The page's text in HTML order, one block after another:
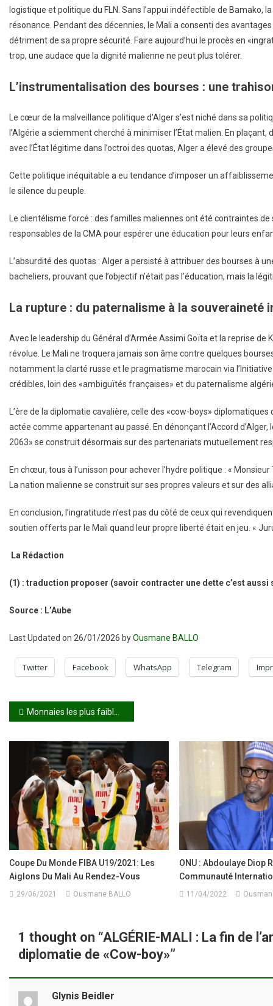
Crépuscule
D’une
Diplomatie
logistique et politique du FLN. Sans l’appui indéfectible de Bamako,
résonance. Pendant des décennies, le Mali a consenti des
détriment de sa propre sécurité. Faire aujourd’hui le procès en
trop, une audace que la dignité malienne ne peut plus tolérer.
L’instrumentalisation des bourses : une
Le cœur de la malveillance politique d’Alger s’est niché dans sa
l’Algérie a sciemment cherché à minimiser l’État malien. En
avec l’État légitime dans l’octroi des quotas, Alger a élevé des
Cette politique inéquitable a eu tendance d’imposer un
le silence du peuple.
Le clientélisme forcé : des familles maliennes ont été contraintes
responsables de la CMA pour espérer une éducation pour leurs
L’absurdité des quotas : Alger a persisté à attribuer des bourses à
bacheliers, prouvant que l’objectif n’était pas l’éducation, mais la
La rupture : du paternalisme à la souveraineté
Avec le leadership du Général d’Armée Assimi Goïta et la reprise
révolue. Le Mali ne troquera jamais son âme contre quelques
notamment la clarté russe et le pragmatisme marocain via
crédibles, loin des «ambiguïtés françaises» et du paternalisme
L’ère de la diplomatie cavalière, celle des «cow-boys»
actée comme appartenant au passé. En dénonçant l’Accord
2063» se construit désormais sur des partenariats mutuellement
En chœur, tous à l’unisson pour achever l’hydre politique : «
La nation malienne se construit sur ses propres valeurs et sur des
En conclusion, l’ingratitude n’est pas du côté de ceux qui
soutien offerts par le Mali quand leur propre liberté était en jeu. «
La Rédaction
(1) : traduction proposer (savoir contracter une dette c’est aussi
Source : L’Aube
Last Updated on 26/01/2026 byOusmane BALLO
Twitter Facebook WhatsApp Telegram
Navigation
de
l’article
Monnaies les plus faibles au monde : analyse et décryptage économique de Dr Laya Amadou GUINDO
Coupe Du Monde FIBA U19/2021: Les
Aiglons Du Mali Au Rendez-Vous
29/06/2021 Ousmane BALLO
ONU : Abdoulaye Diop
Communauté
11/04/2022
1 thought on “ALGÉRIE-MALI : La fin de
diplomatie de «Cow-boy»”
Glynis Beidler